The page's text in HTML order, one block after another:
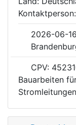
2026-06-16
CPV:
Bauarbeiten
Stromleitungen